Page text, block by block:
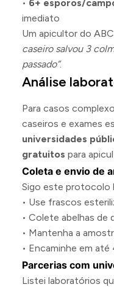
• 6+ esporos/
imediato
Um apicultor do
caseiro salvou 3
passado”.
Análise
Para casos
caseiros e exames
universidades
gratuitos para
Coleta e envio de
Sigo este protocolo
• Use frascos
• Colete abelhas de
• Mantenha a
• Encaminhe em até
Parcerias com
Listei laboratórios